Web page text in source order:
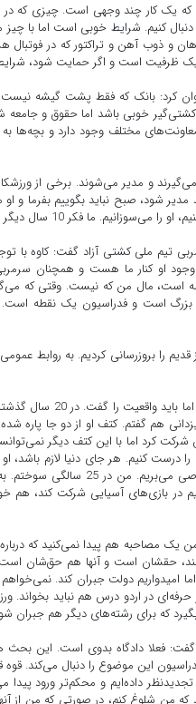
که یک کار چند وجهی است. چیزی که
کنیم. شرایط خوبی است اما با چیز
و ذوب آهن و تراکتور که در فوتبال
یک ظرفیت است و اگر حمایت شود،
کرد: بانک که فقط پشت گیشه
خوبی باشد اما حقوق و جامعه
مختلف وجود دارد و بچه‌ها
و مدیر می‌شوند. برخی از
شود، صبح نباید بگوییم بفرما و
ما فکر 10 سال دیگر را می‌کنیم.
ملی کشتی آزاد گفت: کاوه با توجه
وجود او کنار ما هست و همچنان
همه است، مال من که نیست. وقتی که
است و فدراسیون یک نقطه است.
قدیم را بروزرسانی کردیم. به روابط
وی درباره وضعیت جراحی حسن
هم گفتم. کتف او از دو جا پاره
کرد اما با این کتف دیگر
درست کنیم. هر جای دنیا لازم باشد،
مصدوم شدم، فدراسیون خرج مرا نداد، اما الان
من یک مصاحبه هم پیدا نمی‌کنید که
حقشان است و آنها هم حق‌شان
امیدواریم دولت جبران کند.
در اردو درس هم نباید بخواند.
که برای رشته‌های دیگر هم جبران
فعلا دادگاه بدوی است. این بحث
این موضوع را دنبال می‌کند.
تجدیدنظر داده‌ایم و محکم‌تر ورود
شلوغ کنم، در صورتی که من از